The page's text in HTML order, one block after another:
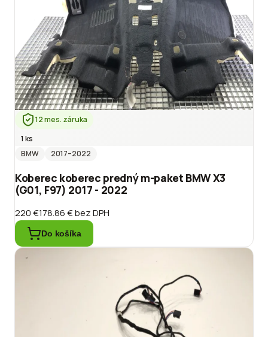
12 mes. záruka
1 ks
BMW
2017–2022
Koberec koberec predný m-paket BMW X3
(G01, F97) 2017 - 2022
220 €178.86 €bez DPH
Do košíka